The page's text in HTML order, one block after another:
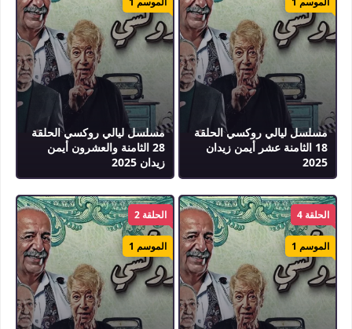
مسلسل ليالي روكسي الحلقة
18 الثامنة عشر أيمن زيدان
2025
مسلسل ليالي روكسي الحلقة
28 الثامنة والعشرون أيمن
زيدان 2025
الحلقة 4
الموسم 1
الحلقة 2
الموسم 1